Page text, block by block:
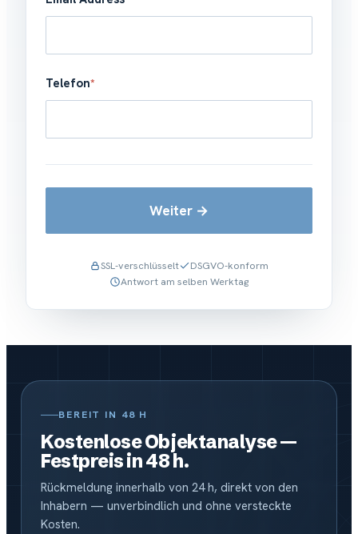
Telefon*
Weiter
SSL-verschlüsselt
DSGVO-konform
Antwort am selben Werktag
BEREIT IN 48 H
Kostenlose Objektanalyse —
Festpreis in 48 h.
Rückmeldung innerhalb von 24 h, direkt von den
Inhabern — unverbindlich und ohne versteckte
Kosten.